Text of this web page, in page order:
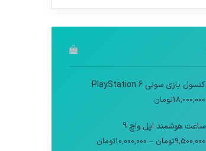
کنسول بازی سونی PlayStation 6
18,000,000تومان
ساعت هوشمند اپل واچ 9
9,500,000تومان –
10,000,000تومان